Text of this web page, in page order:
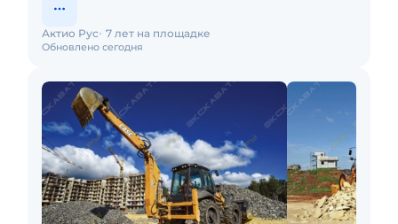
Обновлено сегодня
Актио Рус 7 лет на площадке